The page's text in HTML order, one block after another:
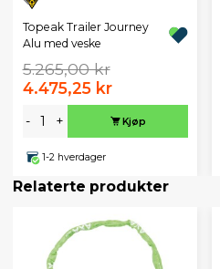
Topeak Trailer Journey
Alu med veske
5.265,00 kr
4.475,25 kr
- + Kjøp
1-2 hverdager
Relaterte produkter